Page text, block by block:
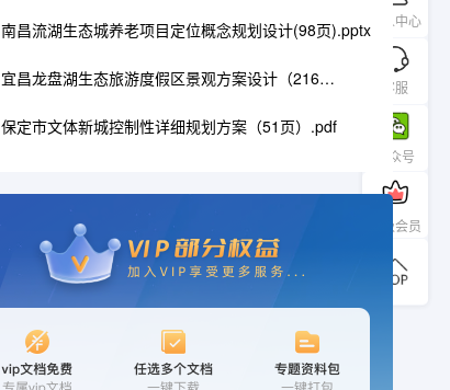
个人中心
客服
公众号
升级会员
南昌流湖生态城养老项目定位概念规划设计(98页).pptx
宜昌龙盘湖生态旅游度假区景观方案设计（216
保定市文体新城控制性详细规划方案（51页）.pdf